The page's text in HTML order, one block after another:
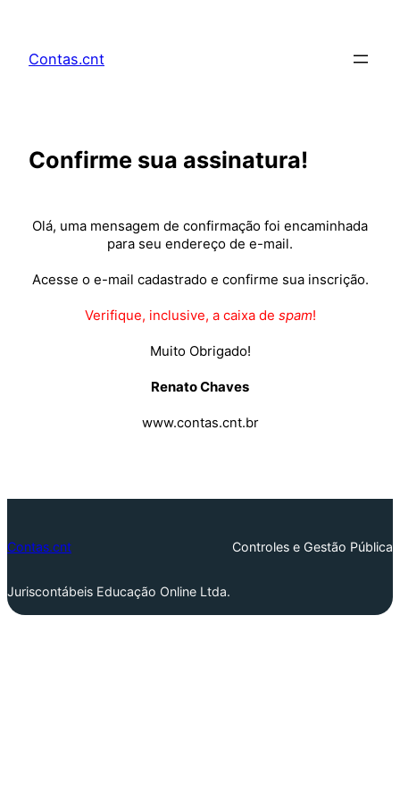
Contas.cnt
Confirme sua assinatura!
Olá, uma mensagem de confirmação foi encaminhada
para seu endereço de e-mail.
Acesse o e-mail cadastrado e confirme sua inscrição.
Verifique, inclusive, a caixa de spam!
Muito Obrigado!
Renato Chaves
www.contas.cnt.br
Contas.cnt Controles e Gestão Pública
Juriscontábeis Educação Online Ltda.